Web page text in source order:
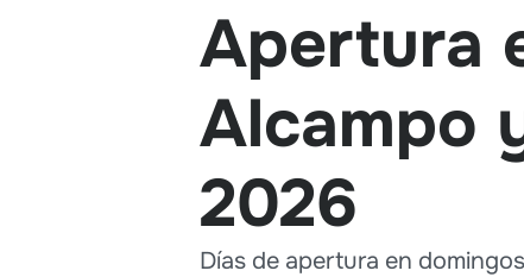
Apertura
Alcampo
2026
Días de apertura en